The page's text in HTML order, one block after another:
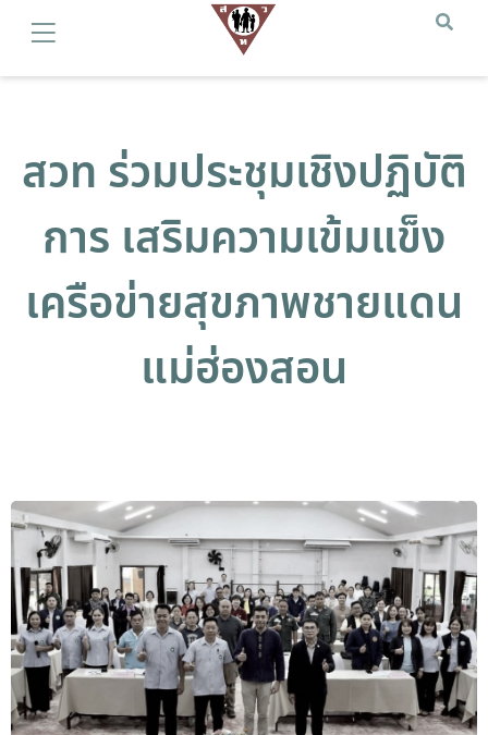
สวท ร่วมประชุมเชิงปฏิบัติ
การ เสริมความเข้มแข็ง
เครือข่ายสุขภาพชายแดน
แม่ฮ่องสอน